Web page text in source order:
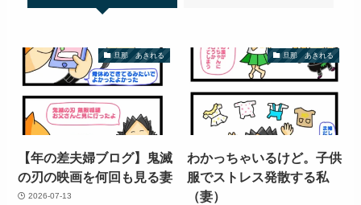
旦那 あきれる
【年の差夫婦ブログ】鬼滅
の刃の映画を何回も見る妻
2026-07-13
旦那 あきれる
わかっちゃいるけど。子供
服でストレス発散する私
（妻）